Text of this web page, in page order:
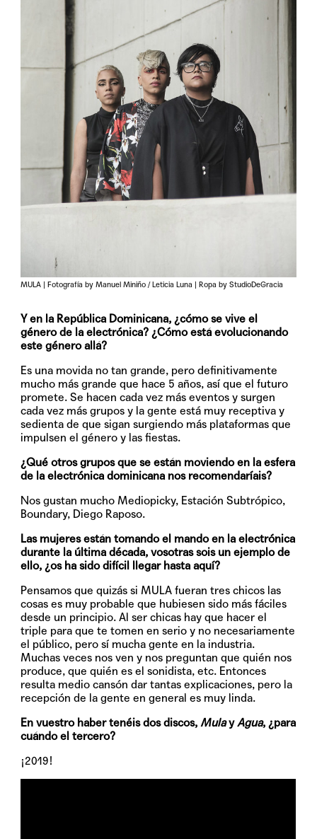
MULA | Fotografía by Manuel Miniño / Leticia Luna | Ropa by StudioDeGracia
Y en la República Dominicana, ¿cómo se vive el
género de la electrónica? ¿Cómo está evolucionando
este género allá?
Es una movida no tan grande, pero definitivamente
mucho más grande que hace 5 años, así que el futuro
promete. Se hacen cada vez más eventos y surgen
cada vez más grupos y la gente está muy receptiva y
sedienta de que sigan surgiendo más plataformas que
impulsen el género y las fiestas.
¿Qué otros grupos que se están moviendo en la esfera
de la electrónica dominicana nos recomendaríais?
Nos gustan mucho Mediopicky, Estación Subtrópico,
Boundary, Diego Raposo.
Las mujeres están tomando el mando en la electrónica
durante la última década, vosotras sois un ejemplo de
ello, ¿os ha sido difícil llegar hasta aquí?
Pensamos que quizás si MULA fueran tres chicos las
cosas es muy probable que hubiesen sido más fáciles
desde un principio. Al ser chicas hay que hacer el
triple para que te tomen en serio y no necesariamente
el público, pero sí mucha gente en la industria.
Muchas veces nos ven y nos preguntan que quién nos
produce, que quién es el sonidista, etc. Entonces
resulta medio cansón dar tantas explicaciones, pero la
recepción de la gente en general es muy linda.
En vuestro haber tenéis dos discos,MulayAgua, ¿para
cuándo el tercero?
¡2019!